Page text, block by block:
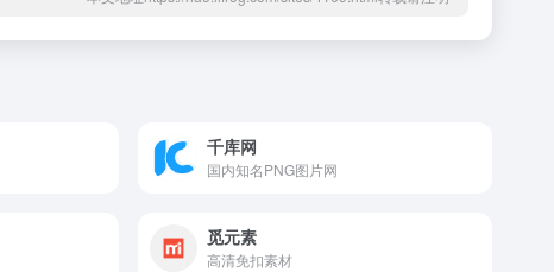
千库网
国内知名PNG图片网
觅元素
高清免扣素材